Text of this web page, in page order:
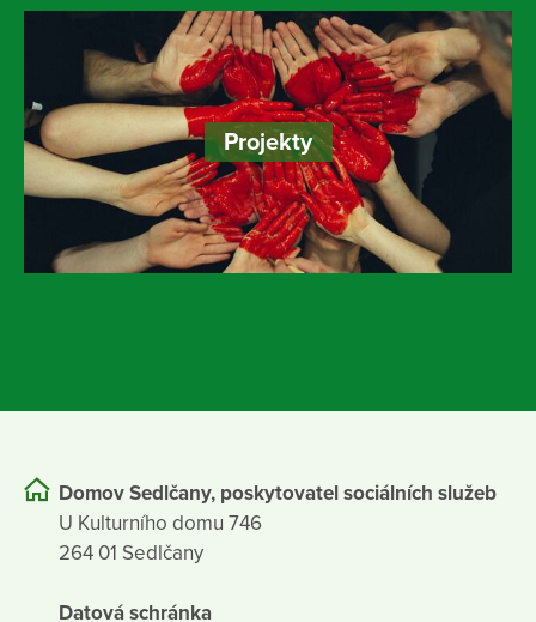
Projekty
Domov Sedlčany, poskytovatel sociálních služeb
U Kulturního domu 746
264 01 Sedlčany
Datová schránka